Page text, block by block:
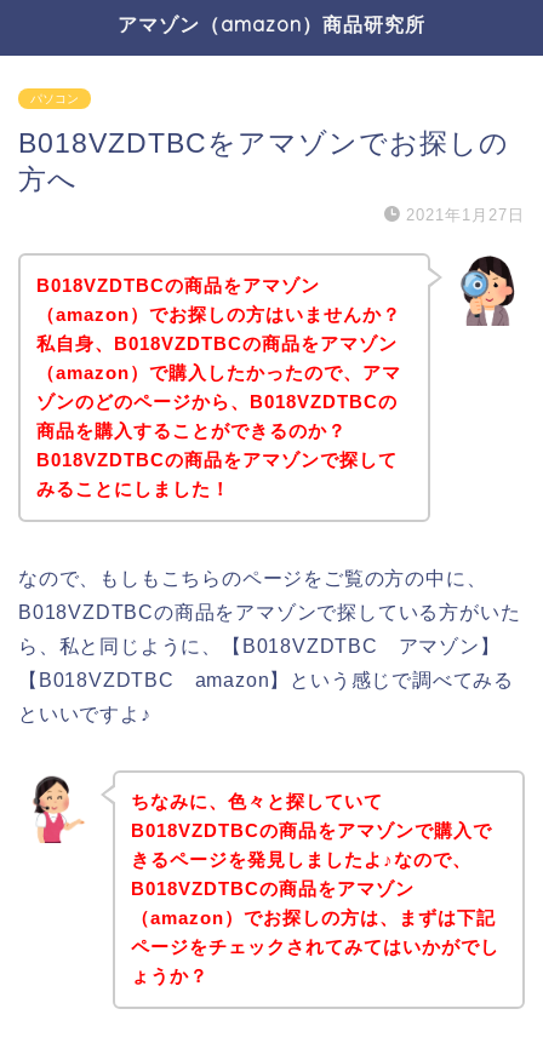
アマゾン（amazon）商品研究所
パソコン
B018VZDTBCをアマゾンでお探しの
方へ
2021年1月27日
B018VZDTBCの商品をアマゾン
（amazon）でお探しの方はいませんか？
私自身、B018VZDTBCの商品をアマゾン
（amazon）で購入したかったので、アマ
ゾンのどのページから、B018VZDTBCの
商品を購入することができるのか？
B018VZDTBCの商品をアマゾンで探して
みることにしました！
なので、もしもこちらのページをご覧の方の中に、
B018VZDTBCの商品をアマゾンで探している方がいた
ら、私と同じように、【B018VZDTBC アマゾン】
【B018VZDTBC amazon】という感じで調べてみる
といいですよ♪
ちなみに、色々と探していて
B018VZDTBCの商品をアマゾンで購入で
きるページを発見しましたよ♪なので、
B018VZDTBCの商品をアマゾン
（amazon）でお探しの方は、まずは下記
ページをチェックされてみてはいかがでし
ょうか？